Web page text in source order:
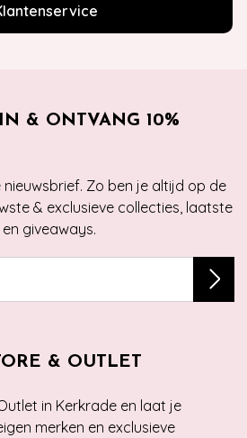
& ONTVANG 10%
Zo ben je altijd op de
& exclusieve collecties, laatste
giveaways.
& OUTLET
in Kerkrade en laat je
merken en exclusieve